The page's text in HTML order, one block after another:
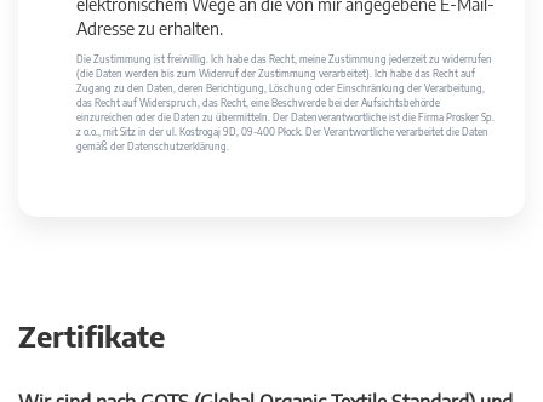
elektronischem Wege an die von mir angegebene E-Mail-
Adresse zu erhalten.
Die Zustimmung ist freiwillig. Ich habe das Recht, meine Zustimmung jederzeit zu widerrufen
(die Daten werden bis zum Widerruf der Zustimmung verarbeitet). Ich habe das Recht auf
Zugang zu den Daten, deren Berichtigung, Löschung oder Einschränkung der Verarbeitung,
das Recht auf Widerspruch, das Recht, eine Beschwerde bei der Aufsichtsbehörde
einzureichen oder die Daten zu übermitteln. Der Datenverantwortliche ist die Firma Prosker Sp.
z o.o., mit Sitz in der ul. Kostrogaj 9D, 09-400 Płock. Der Verantwortliche verarbeitet die Daten
gemäß der Datenschutzerklärung.
Zertifikate